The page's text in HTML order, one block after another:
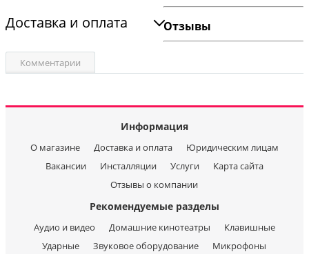
Доставка и оплата Отзывы
Комментарии
Информация
О магазине Доставка и оплата
Юридическим лицам
Вакансии
Инсталляции Услуги
Карта сайта
Отзывы о компании
Рекомендуемые разделы
Аудио и видео Домашние кинотеатры
Клавишные
Ударные
Звуковое оборудование
Микрофоны